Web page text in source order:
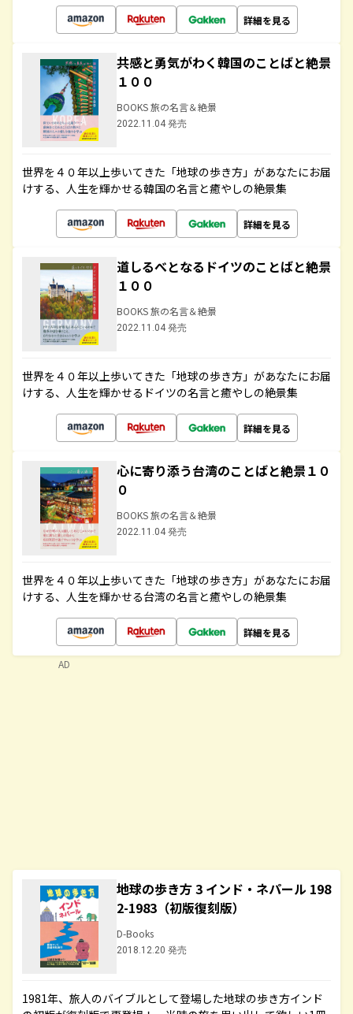
詳細を見る
共感と勇気がわく韓国のことばと絶景
１００
BOOKS 旅の名言＆絶景
2022.11.04 発売
世界を４０年以上歩いてきた「地球の歩き方」があなたにお届
けする、人生を輝かせる韓国の名言と癒やしの絶景集
詳細を見る
道しるべとなるドイツのことばと絶景
１００
BOOKS 旅の名言＆絶景
2022.11.04 発売
世界を４０年以上歩いてきた「地球の歩き方」があなたにお届
けする、人生を輝かせるドイツの名言と癒やしの絶景集
詳細を見る
心に寄り添う台湾のことばと絶景１０
０
BOOKS 旅の名言＆絶景
2022.11.04 発売
世界を４０年以上歩いてきた「地球の歩き方」があなたにお届
けする、人生を輝かせる台湾の名言と癒やしの絶景集
詳細を見る
地球の歩き方 3 インド・ネパール 198
2-1983（初版復刻版）
D-Books
2018.12.20 発売
1981年、旅人のバイブルとして登場した地球の歩き方インド
AD